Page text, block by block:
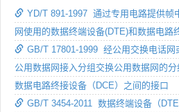
YD/T 891-1997 通过专用电路提供帧
网使用的数据终端设备(DTE)和数据电路
GB/T 17801-1999 经公用交换电话网
公用数据网接入分组交换公用数据网的
数据电路终接设备（DCE）之间的接口
GB/T 3454-2011 数据终端设备（